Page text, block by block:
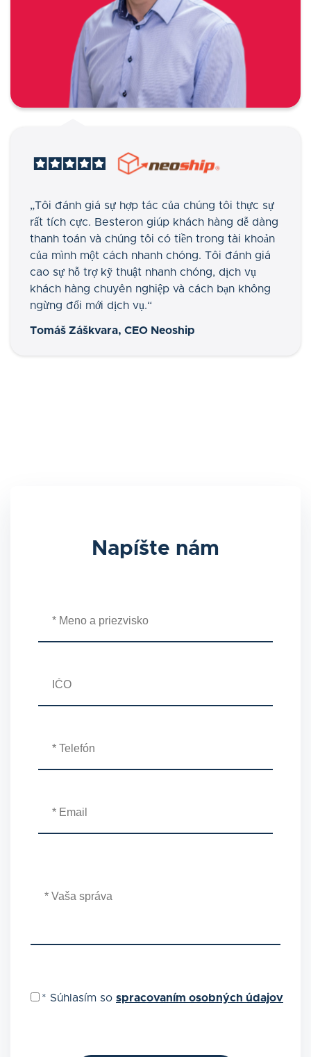
„Tôi đánh giá sự hợp tác của chúng tôi thực sự
rất tích cực. Besteron giúp khách hàng dễ dàng
thanh toán và chúng tôi có tiền trong tài khoản
của mình một cách nhanh chóng. Tôi đánh giá
cao sự hỗ trợ kỹ thuật nhanh chóng, dịch vụ
khách hàng chuyên nghiệp và cách bạn không
ngừng đổi mới dịch vụ.“
Tomáš Záškvara, CEO Neoship
Napíšte nám
* Súhlasím so spracovaním osobných údajov